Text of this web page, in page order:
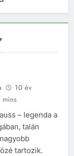
10 év
mins
– legenda a
talán
tartozik.